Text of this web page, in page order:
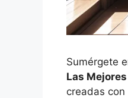
Sumérgete
Las
creadas